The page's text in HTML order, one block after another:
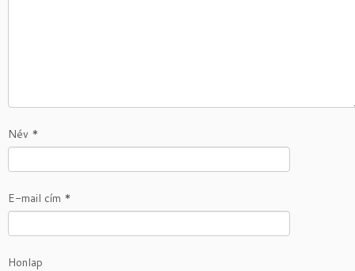
Név *
E-mail cím *
Honlap